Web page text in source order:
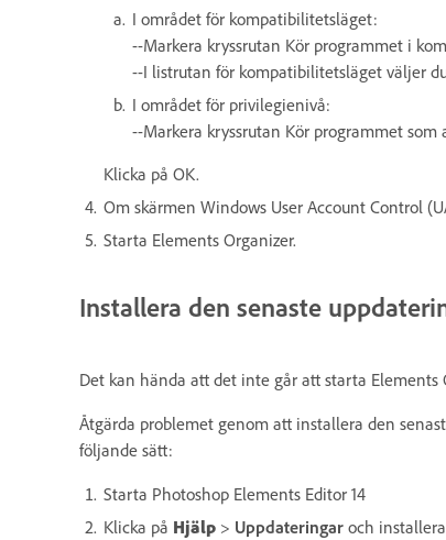
I området för kompatibilitetsläget:
--Markera kryssrutan Kör programmet i
--I listrutan för kompatibilitetsläget väljer
I området för privilegienivå:
--Markera kryssrutan Kör programmet som
Klicka på OK.
Om skärmen Windows User Account Control
Starta Elements Organizer.
Installera den senaste
Det kan hända att det inte går att starta Elements
Åtgärda problemet genom att installera den
följande sätt:
Starta Photoshop Elements Editor 14
Klicka på Hjälp > Uppdateringar och